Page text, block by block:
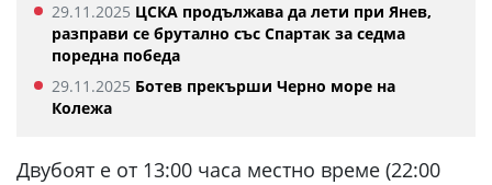
29.11.2025 ЦСКА продължава да лети при Янев,
разправи се брутално със Спартак за седма
поредна победа
29.11.2025 Ботев прекърши Черно море на
Колежа
Двубоят е от 13:00 часа местно време (22:00